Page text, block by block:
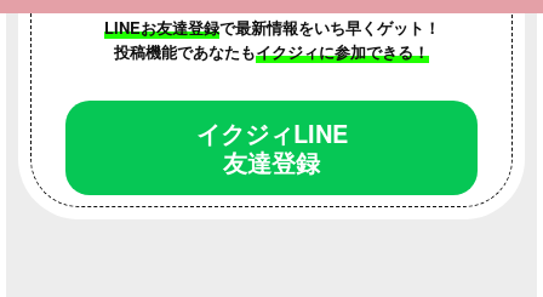
LINEお友達登録で最新情報をいち早くゲット！
投稿機能であなたもイクジィに参加できる！
イクジィLINE
友達登録